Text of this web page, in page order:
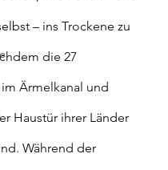
– ins Trockene zu
die 27
Ärmelkanal und
Haustür ihrer Länder
Während der